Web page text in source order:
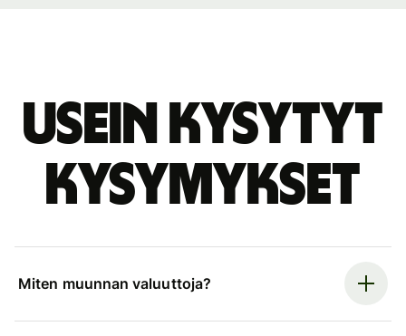
Usein kysytyt
kysymykset
Miten muunnan valuuttoja?